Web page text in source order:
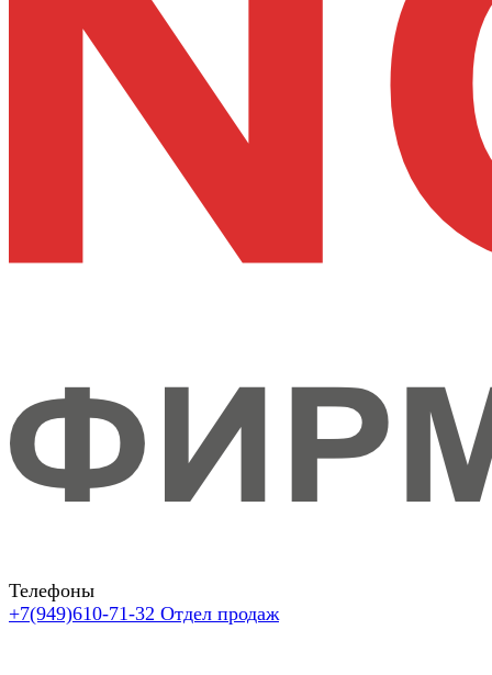
Телефоны
+7(949)610-71-32 Отдел продаж